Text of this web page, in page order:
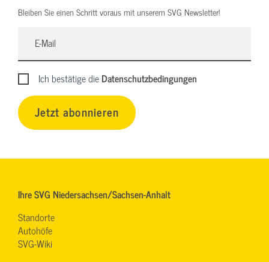
Bleiben Sie einen Schritt voraus mit unserem SVG Newsletter!
Ich bestätige dieDatenschutzbedingungen
Jetzt abonnieren
Ihre SVG Niedersachsen/Sachsen-Anhalt
Standorte
Autohöfe
SVG-Wiki